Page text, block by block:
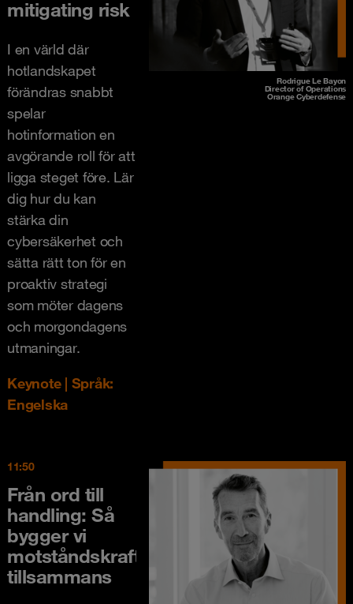
Rodrigue Le Bayon
Director of Operations
Orange Cyberdefense
mitigating risk
I en värld där
hotlandskapet
förändras snabbt
spelar
hotinformation en
avgörande roll för att
ligga steget före. Lär
dig hur du kan
stärka din
cybersäkerhet och
sätta rätt ton för en
proaktiv strategi
som möter dagens
och morgondagens
utmaningar.
Keynote | Språk:
Engelska
11:50
Från ord till
handling: Så
bygger vi
motståndskraft
tillsammans